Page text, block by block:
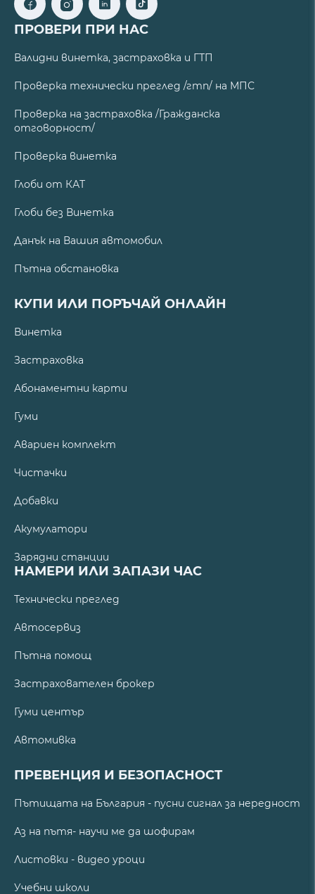
ПРОВЕРИ ПРИ НАС
Валидни винетка, застраховка и ГТП
Проверка технически преглед /гтп/ на МПС
Проверка на застраховка /Гражданска
отговорност/
Проверка винетка
Глоби от КАТ
Глоби без Винетка
Данък на Вашия автомобил
Пътна обстановка
КУПИ ИЛИ ПОРЪЧАЙ ОНЛАЙН
Винетка
Застраховка
Абонаментни карти
Гуми
Авариен комплект
Чистачки
Добавки
Акумулатори
Зарядни станции
НАМЕРИ ИЛИ ЗАПАЗИ ЧАС
Технически преглед
Автосервиз
Пътна помощ
Застрахователен брокер
Гуми център
Автомивка
ПРЕВЕНЦИЯ И БЕЗОПАСНОСТ
Пътищата на България - пусни сигнал за нередност
Аз на пътя- научи ме да шофирам
Листовки - видео уроци
Учебни школи